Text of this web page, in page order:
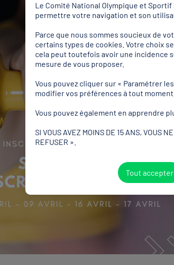
Le Comité National Olympique et
permettre votre navigation et son
Parce que nous sommes soucieux de
certains types de cookies. Votre choix
cela peut toutefois avoir une incidence
mesure de vous proposer.
Vous pouvez cliquer sur « Paramétrer
modifier vos préférences à tout moment.
Vous pouvez également en apprendre
SI VOUS AVEZ MOINS DE 15 ANS, VOUS
REFUSER ».
Tout accepter